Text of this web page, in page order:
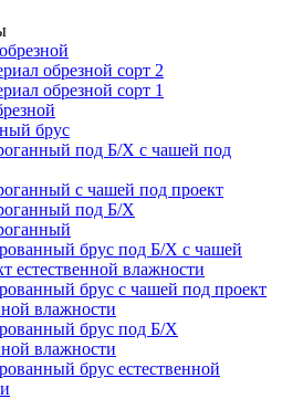
обрезной сорт 2
обрезной сорт 1
брус
под Б/Х с чашей под
с чашей под проект
под Б/Х
брус под Б/Х с чашей
естественной влажности
брус с чашей под проект
влажности
брус под Б/Х
влажности
брус естественной